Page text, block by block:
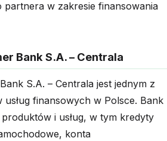
partnera w zakresie finansowania
Bank S.A. – Centrala
S.A. – Centrala jest jednym z
finansowych w Polsce. Bank
i usług, w tym kredyty
konta